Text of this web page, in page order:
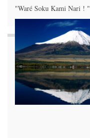
"Waré Soku Kami Nari ! "